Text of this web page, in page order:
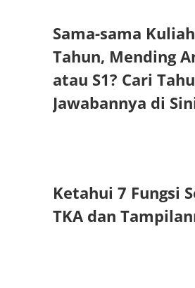
Sama-sama
Tahun, Mending
atau S1? Cari Tahu
Jawabannya di
Ketahui 7 Fungsi
TKA dan